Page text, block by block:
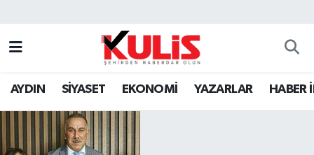
AYDIN SİYASET EKONOMİ YAZARLAR HABER